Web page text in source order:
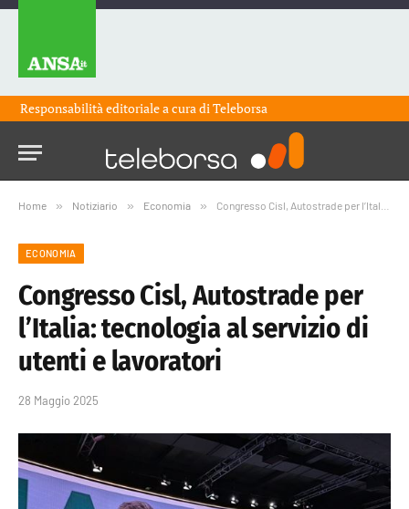
Responsabilità editoriale a cura diTeleborsa
Home » Notiziario » Economia » Congresso Cisl, Autostrade per l’Italia: tecnologia al servizio di utenti e lavoratori
ECONOMIA
Congresso Cisl, Autostrade per
l’Italia: tecnologia al servizio di
utenti e lavoratori
28 Maggio 2025